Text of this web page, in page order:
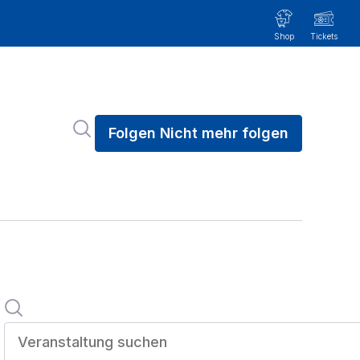
Im Newsroom suchen
Folgen Nicht mehr folgen
Suche
Veranstaltung suchen